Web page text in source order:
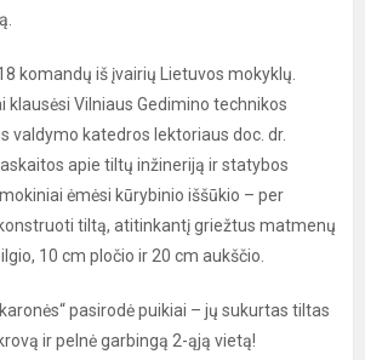
komandų iš įvairių Lietuvos mokyklų.
klausėsi Vilniaus Gedimino technikos
valdymo katedros lektoriaus doc. dr.
apie tiltų inžineriją ir statybos
ėmėsi kūrybinio iššūkio – per
tiltą, atitinkantį griežtus matmenų
10 cm pločio ir 20 cm aukščio.
pasirodė puikiai – jų sukurtas tiltas
ir pelnė garbingą 2-ąją vietą!